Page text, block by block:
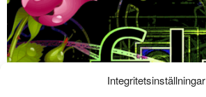
Integritetsinställningar